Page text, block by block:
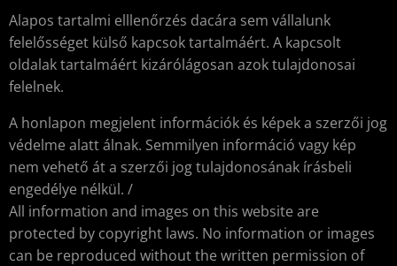
Alapos tartalmi elllenőrzés dacára sem vállalunk
felelősséget külső kapcsok tartalmáért. A kapcsolt
oldalak tartalmáért kizárólágosan azok tulajdonosai
felelnek.
A honlapon megjelent információk és képek a szerzői jog
védelme alatt álnak. Semmilyen információ vagy kép
nem vehető át a szerzői jog tulajdonosának írásbeli
engedélye nélkül. /
All information and images on this website are
protected by copyright laws. No information or images
can be reproduced without the written permission of